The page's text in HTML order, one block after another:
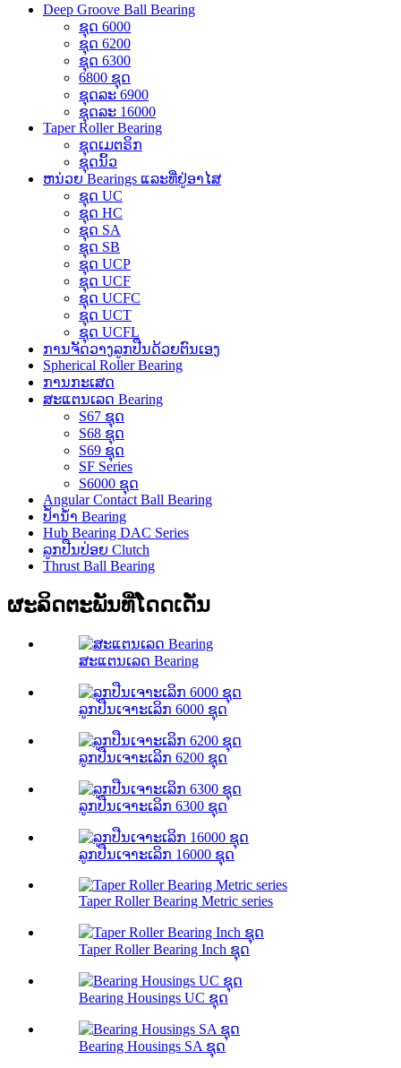
Deep Groove Ball Bearing
ຊຸດ 6000
ຊຸດ 6200
ຊຸດ 6300
6800 ຊຸດ
ຊຸດລະ 6900
ຊຸດລະ 16000
Taper Roller Bearing
ຊຸດເມຕຣິກ
ຊຸດນິ້ວ
ຫນ່ວຍ Bearings ແລະທີ່ຢູ່ອາໄສ
ຊຸດ UC
ຊຸດ HC
ຊຸດ SA
ຊຸດ SB
ຊຸດ UCP
ຊຸດ UCF
ຊຸດ UCFC
ຊຸດ UCT
ຊຸດ UCFL
ການຈັດວາງລູກປືນດ້ວຍຕົນເອງ
Spherical Roller Bearing
ການກະເສດ
ສະແຕນເລດ Bearing
S67 ຊຸດ
S68 ຊຸດ
S69 ຊຸດ
SF Series
S6000 ຊຸດ
Angular Contact Ball Bearing
ປ້ຳນ້ຳ Bearing
Hub Bearing DAC Series
ລູກປືນປ່ອຍ Clutch
Thrust Ball Bearing
ຜະລິດຕະພັນທີ່ໂດດເດັ່ນ
ສະແຕນເລດ Bearing
ລູກປືນເຈາະເລິກ 6000 ຊຸດ
ລູກປືນເຈາະເລິກ 6200 ຊຸດ
ລູກປືນເຈາະເລິກ 6300 ຊຸດ
ລູກປືນເຈາະເລິກ 16000 ຊຸດ
Taper Roller Bearing Metric series
Taper Roller Bearing Inch ຊຸດ
Bearing Housings UC ຊຸດ
Bearing Housings SA ຊຸດ